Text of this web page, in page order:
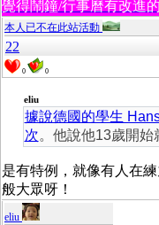
覺得鬧鐘/行事曆有改進
本人已不在此站活動
22
0 0
eliu
據說德國的學生
次。他說他13歲開始
是有特例，就像有人在
般大眾呀！
eliu